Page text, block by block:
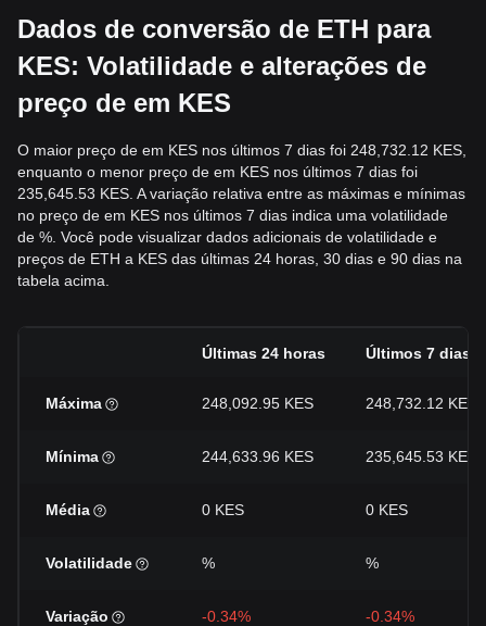
Dados de conversão de ETH para
KES: Volatilidade e alterações de
preço de em KES
O maior preço de em KES nos últimos 7 dias foi 248,732.12 KES,
enquanto o menor preço de em KES nos últimos 7 dias foi
235,645.53 KES. A variação relativa entre as máximas e mínimas
no preço de em KES nos últimos 7 dias indica uma volatilidade
de %. Você pode visualizar dados adicionais de volatilidade e
preços de ETH a KES das últimas 24 horas, 30 dias e 90 dias na
tabela acima.
Últimas 24 horas Últimos 7 dias
Máxima 248,092.95 KES 248,732.12 KES
Mínima 244,633.96 KES 235,645.53 KES
Média 0 KES 0 KES
Volatilidade % %
Variação -0.34% -0.34%